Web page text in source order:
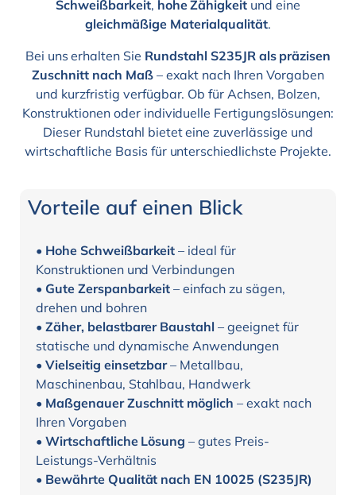
Schweißbarkeit, hohe Zähigkeit und eine
gleichmäßige Materialqualität.
Bei uns erhalten Sie Rundstahl S235JR als präzisen
Zuschnitt nach Maß– exakt nach Ihren Vorgaben
und kurzfristig verfügbar. Ob für Achsen, Bolzen,
Konstruktionen oder individuelle Fertigungslösungen:
Dieser Rundstahl bietet eine zuverlässige und
wirtschaftliche Basis für unterschiedlichste Projekte.
Vorteile auf einen Blick
• Hohe Schweißbarkeit – ideal für
Konstruktionen und Verbindungen
• Gute Zerspanbarkeit – einfach zu sägen,
drehen und bohren
• Zäher, belastbarer Baustahl – geeignet für
statische und dynamische Anwendungen
• Vielseitig einsetzbar– Metallbau,
Maschinenbau, Stahlbau, Handwerk
• Maßgenauer Zuschnitt möglich – exakt nach
Ihren Vorgaben
• Wirtschaftliche Lösung – gutes Preis-
Leistungs-Verhältnis
• Bewährte Qualität nach EN 10025 (S235JR)